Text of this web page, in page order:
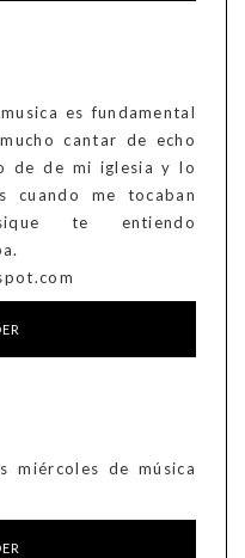
es fundamental
cantar de echo
de de mi iglesia y lo
cuando me tocaban
te entiendo
miércoles de música